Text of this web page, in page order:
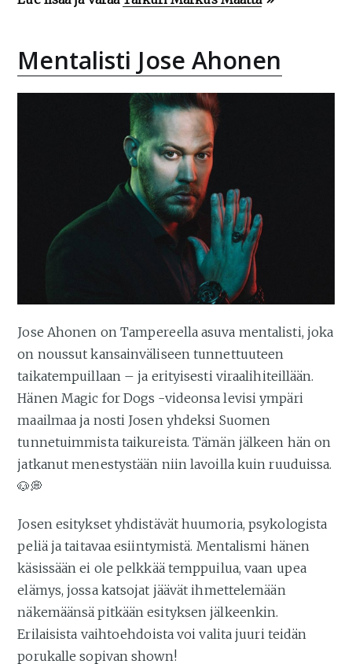
Mentalisti Jose Ahonen
Jose Ahonen on Tampereella asuva mentalisti, joka
on noussut kansainväliseen tunnettuuteen
taikatempuillaan – ja erityisesti viraalihiteillään.
Hänen Magic for Dogs -videonsa levisi ympäri
maailmaa ja nosti Josen yhdeksi Suomen
tunnetuimmista taikureista. Tämän jälkeen hän on
jatkanut menestystään niin lavoilla kuin ruuduissa.
🐶💭
Josen esitykset yhdistävät huumoria, psykologista
peliä ja taitavaa esiintymistä. Mentalismi hänen
käsissään ei ole pelkkää temppuilua, vaan upea
elämys, jossa katsojat jäävät ihmettelemään
näkemäänsä pitkään esityksen jälkeenkin.
Erilaisista vaihtoehdoista voi valita juuri teidän
porukalle sopivan shown!